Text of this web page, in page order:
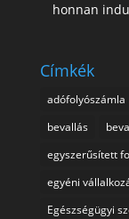
honnan
Címkék
adófolyószámla
bevallás
egyszerűsített
egyéni
Egészségügyi